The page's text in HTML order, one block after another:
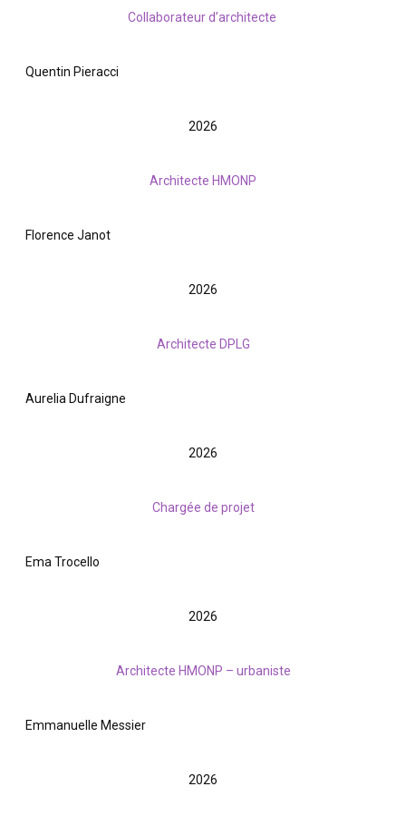
Collaborateur d’architecte
Quentin Pieracci
2026
Architecte HMONP
Florence Janot
2026
Architecte DPLG
Aurelia Dufraigne
2026
Chargée de projet
Ema Trocello
2026
Architecte HMONP – urbaniste
Emmanuelle Messier
2026